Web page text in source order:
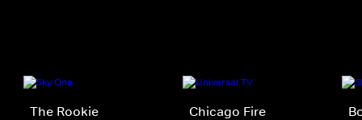
The Rookie Chicago Fire